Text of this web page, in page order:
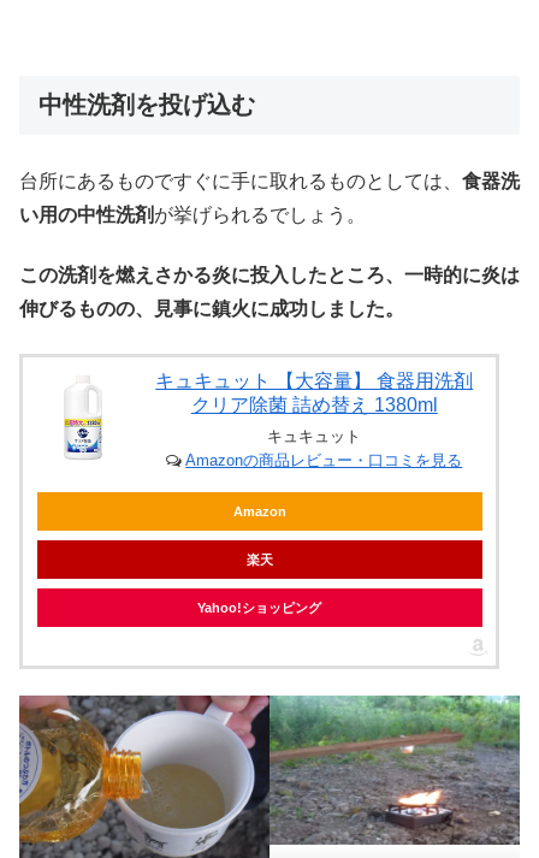
中性洗剤を投げ込む
台所にあるものですぐに手に取れるものとしては、 食器洗
い用の中性洗剤 が挙げられるでしょう。
この洗剤を燃えさかる炎に投入したところ、一時的に炎は
伸びるものの、見事に鎮火に成功しました。
キュキュット 【大容量】 食器用洗剤
クリア除菌 詰め替え 1380ml
キュキュット
Amazonの商品レビュー・口コミを見る
Amazon
楽天
Yahoo!ショッピング